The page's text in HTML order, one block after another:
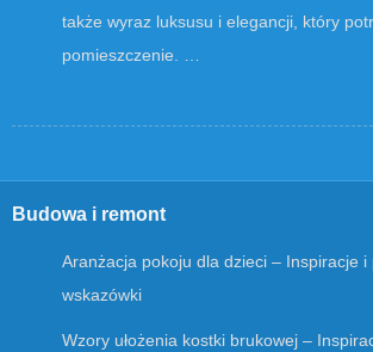
także wyraz luksusu i elegancji, który
pomieszczenie. …
Budowa i remont
Aranżacja pokoju dla dzieci – Inspiracje i
wskazówki
Wzory ułożenia kostki brukowej –